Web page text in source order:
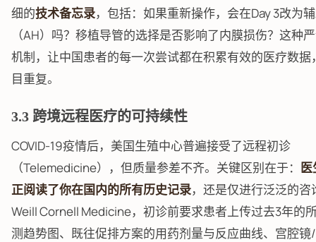
细的技术备忘录，包括：如果重新操作，会在Day 3改为
（AH）吗？移植导管的选择是否影响了内膜损伤？这种
机制，让中国患者的每一次尝试都在积累有效的医疗数据
目重复。
3.3 跨境远程医疗的可持续性
COVID-19疫情后，美国生殖中心普遍接受了远程初诊
（Telemedicine），但质量参差不齐。关键区别在于： 医
正阅读了你在国内的所有历史记录，还是仅进行泛泛的咨
Weill Cornell Medicine，初诊前要求患者上传过去3年的
测趋势图、既往促排方案的用药剂量与反应曲线、宫腔